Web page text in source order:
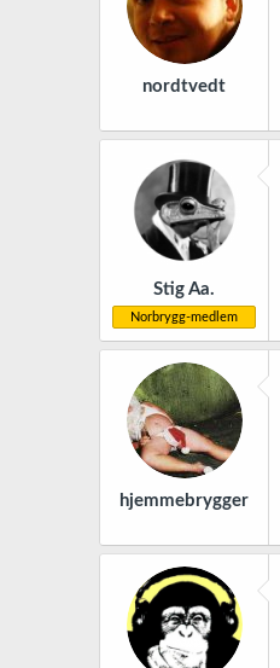
nordtvedt
Stig Aa.
Norbrygg-medlem
hjemmebrygger